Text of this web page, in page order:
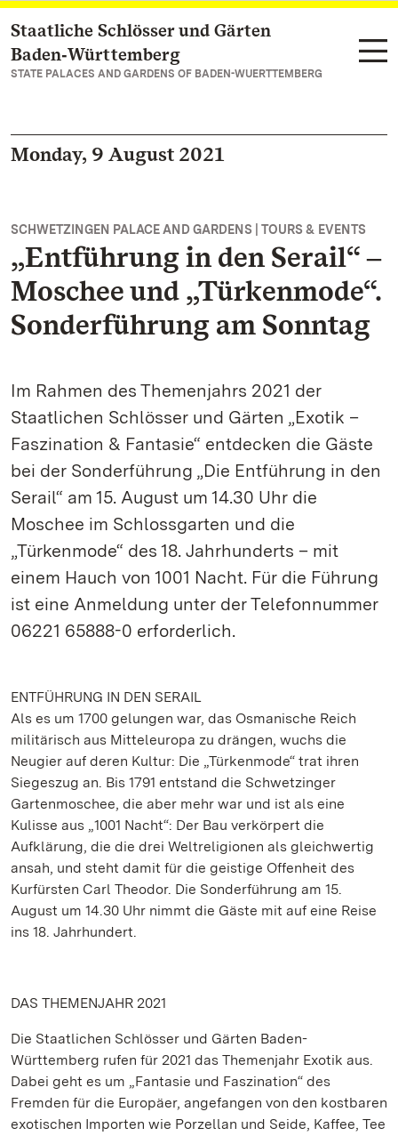
Navigate to main page
Staatliche Schlösser und Gärten
Baden‑Württemberg
STATE PALACES AND GARDENS OF BADEN-WUERTTEMBERG
Monday, 9 August 2021
SCHWETZINGEN PALACE AND GARDENS | TOURS & EVENTS
„Entführung in den Serail“ ‒
Moschee und „Türkenmode“.
Sonderführung am Sonntag
Im Rahmen des Themenjahrs 2021 der
Staatlichen Schlösser und Gärten „Exotik –
Faszination & Fantasie“ entdecken die Gäste
bei der Sonderführung „Die Entführung in den
Serail“ am 15. August um 14.30 Uhr die
Moschee im Schlossgarten und die
„Türkenmode“ des 18. Jahrhunderts – mit
einem Hauch von 1001 Nacht. Für die Führung
ist eine Anmeldung unter der Telefonnummer
06221 65888-0 erforderlich.
ENTFÜHRUNG IN DEN SERAIL
Als es um 1700 gelungen war, das Osmanische Reich
militärisch aus Mitteleuropa zu drängen, wuchs die
Neugier auf deren Kultur: Die „Türkenmode“ trat ihren
Siegeszug an. Bis 1791 entstand die Schwetzinger
Gartenmoschee, die aber mehr war und ist als eine
Kulisse aus „1001 Nacht“: Der Bau verkörpert die
Aufklärung, die die drei Weltreligionen als gleichwertig
ansah, und steht damit für die geistige Offenheit des
Kurfürsten Carl Theodor. Die Sonderführung am 15.
August um 14.30 Uhr nimmt die Gäste mit auf eine Reise
ins 18. Jahrhundert.
DAS THEMENJAHR 2021
Die Staatlichen Schlösser und Gärten Baden-
Württemberg rufen für 2021 das Themenjahr Exotik aus.
Dabei geht es um „Fantasie und Faszination“ des
Fremden für die Europäer, angefangen von den kostbaren
exotischen Importen wie Porzellan und Seide, Kaffee, Tee